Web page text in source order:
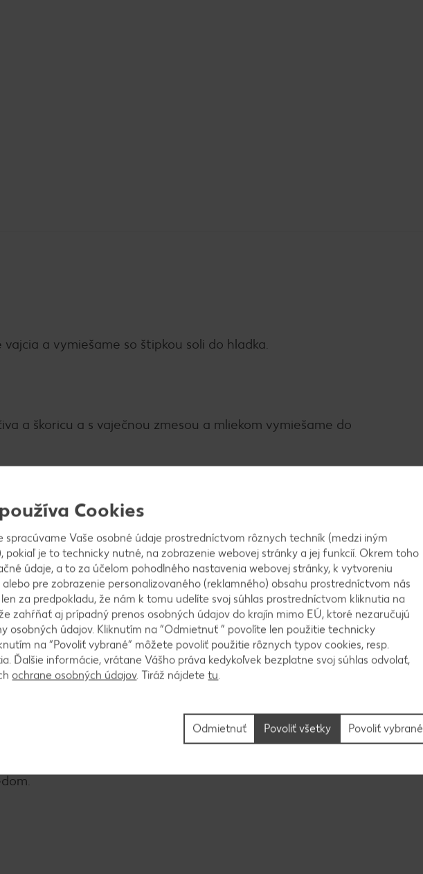
a vymiešame so štipkou soli do hladka.
a škoricu a s vaječnou zmesou a mliekom vymiešame do
z pomaranča najemno nastrúhame. Všetky pomaranče
zvyšnú šťavu.
kôrou, 2 lyžicami medu a vanilkovým cukrom.
Cookies
spracúvame Vaše osobné údaje prostredníctvom rôznych techník (medzi iným
pokiaľ je to technicky nutné, na zobrazenie webovej stránky a jej funkcií. Okrem toho
údaje, a to za účelom pohodlného nastavenia webovej stránky, k vytvoreniu
pre zobrazenie personalizovaného (reklamného) obsahu prostredníctvom nás
za predpokladu, že nám k tomu udelíte svoj súhlas prostredníctvom kliknutia na
zahŕňať aj prípadný prenos osobných údajov do krajín mimo EÚ, ktoré nezaručujú
osobných údajov. Kliknutím na “Odmietnuť ” povolíte len použitie technicky
na “Povoliť vybrané” môžete povoliť použitie rôznych typov cookies, resp.
Ďalšie informácie, vrátane Vášho práva kedykoľvek bezplatne svoj súhlas odvolať,
ochrane osobných údajov. Tiráž nájdetetu.
Povoliť vybrané
Odmietnuť Povoliť všetky